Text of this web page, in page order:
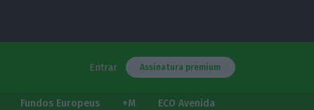
Entrar Assinatura premium
Fundos Europeus +M
ECO Avenida